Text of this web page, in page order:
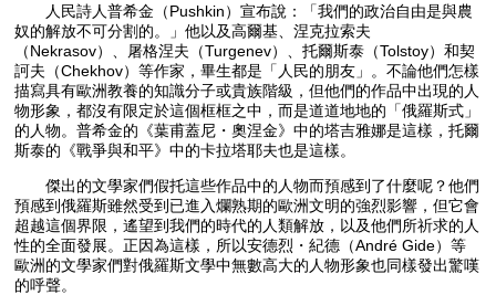
人民詩人普希金（Pushkin）宣布說：「我們的政治自由是與農
奴的解放不可分割的。」他以及高爾基、涅克拉索夫
（Nekrasov）、屠格涅夫（Turgenev）、托爾斯泰（Tolstoy）和契
訶夫（Chekhov）等作家，畢生都是「人民的朋友」。不論他們怎樣
描寫具有歐洲教養的知識分子或貴族階級，但他們的作品中出現的人
物形象，都沒有限定於這個框框之中，而是道道地地的「俄羅斯式」
的人物。普希金的《葉甫蓋尼・奧涅金》中的塔吉雅娜是這樣，托爾
斯泰的《戰爭與和平》中的卡拉塔耶夫也是這樣。
傑出的文學家們假托這些作品中的人物而預感到了什麼呢？他們
預感到俄羅斯雖然受到已進入爛熟期的歐洲文明的強烈影響，但它會
超越這個界限，遙望到我們的時代的人類解放，以及他們所祈求的人
性的全面發展。正因為這樣，所以安德烈・紀德（André Gide）等
歐洲的文學家們對俄羅斯文學中無數高大的人物形象也同樣發出驚嘆
的呼聲。